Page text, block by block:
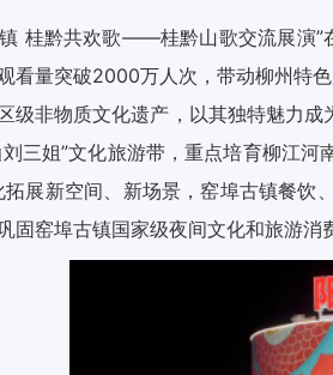
桂黔共欢歌——桂黔山歌交流展演”
看量突破2000万人次，带动柳州特
级非物质文化遗产，以其独特魅力
三姐”文化旅游带，重点培育柳江
拓展新空间、新场景，窑埠古镇餐
固窑埠古镇国家级夜间文化和旅游消